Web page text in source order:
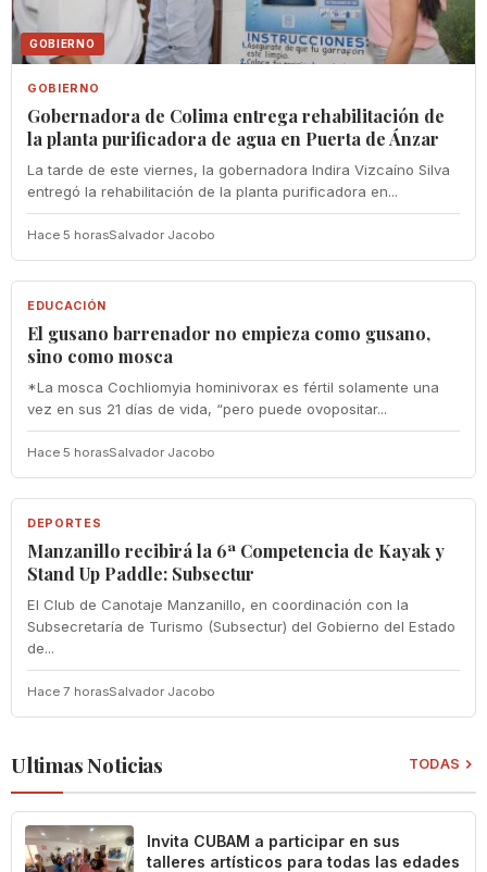
GOBIERNO
GOBIERNO
Gobernadora de Colima entrega rehabilitación de
la planta purificadora de agua en Puerta de Ánzar
La tarde de este viernes, la gobernadora Indira Vizcaíno Silva
entregó la rehabilitación de la planta purificadora en...
Hace 5 horasSalvador Jacobo
EDUCACIÓN
EDUCACIÓN
El gusano barrenador no empieza como gusano,
sino como mosca
*La mosca Cochliomyia hominivorax es fértil solamente una
vez en sus 21 días de vida, “pero puede ovopositar...
Hace 5 horasSalvador Jacobo
DEPORTES
DEPORTES
Manzanillo recibirá la 6ª Competencia de Kayak y
Stand Up Paddle: Subsectur
El Club de Canotaje Manzanillo, en coordinación con la
Subsecretaría de Turismo (Subsectur) del Gobierno del Estado
de...
Hace 7 horasSalvador Jacobo
Ultimas Noticias TODAS
Invita CUBAM a participar en sus
talleres artísticos para todas las edades